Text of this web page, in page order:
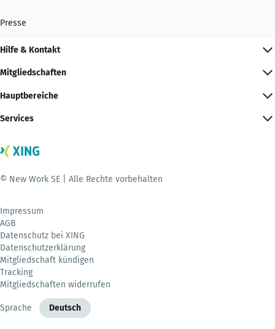
Presse
Hilfe & Kontakt
Mitgliedschaften
Hauptbereiche
Services
© New Work SE | Alle Rechte vorbehalten
Impressum
AGB
Datenschutz bei XING
Datenschutzerklärung
Mitgliedschaft kündigen
Tracking
Mitgliedschaften widerrufen
Sprache Deutsch